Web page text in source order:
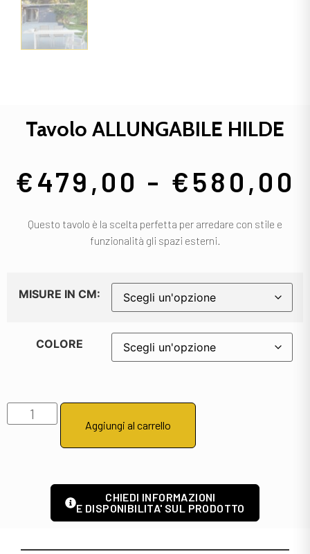
Tavolo ALLUNGABILE HILDE
€479,00 - €580,00
Questo tavolo è la scelta perfetta per arredare con stile e
funzionalità gli spazi esterni.
MISURE IN CM:
COLORE
Aggiungi al carrello
CHIEDI INFORMAZIONI
E DISPONIBILITA' SUL PRODOTTO